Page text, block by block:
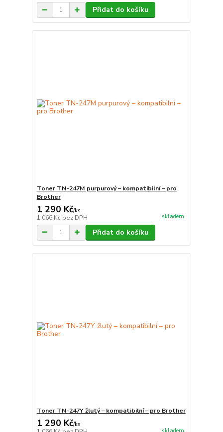
Přidat do košíku
Toner TN-247M purpurový – kompatibilní – pro
Brother
1 290 Kč/ks
1 066 Kč bez DPH skladem
Přidat do košíku
Toner TN-247Y žlutý – kompatibilní – pro Brother
1 290 Kč/ks
skladem